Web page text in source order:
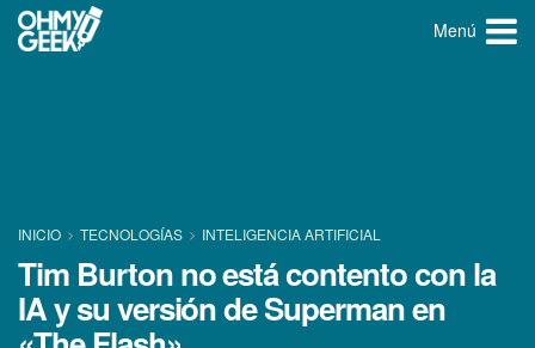
Menú
INICIO TECNOLOGÍ­AS INTELIGENCIA ARTIFICIAL
Tim Burton no está contento con la
IA y su versión de Superman en